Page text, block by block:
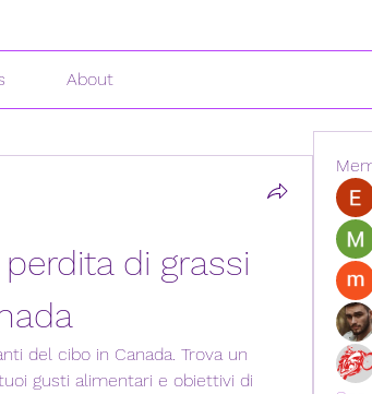
About
di grassi
del cibo in Canada. Trova un
gusti alimentari e obiettivi di